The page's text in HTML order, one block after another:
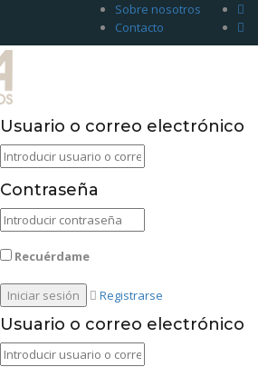
Sobre nosotros
Contacto
Usuario o correo electrónico
Contraseña
Recuérdame
Registrarse
Usuario o correo electrónico